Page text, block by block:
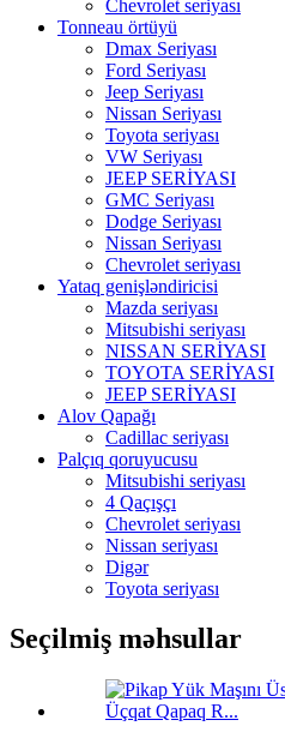
Chevrolet seriyası
Tonneau örtüyü
Dmax Seriyası
Ford Seriyası
Jeep Seriyası
Nissan Seriyası
Toyota seriyası
VW Seriyası
JEEP SERİYASI
GMC Seriyası
Dodge Seriyası
Nissan Seriyası
Chevrolet seriyası
Yataq genişləndiricisi
Mazda seriyası
Mitsubishi seriyası
NISSAN SERİYASI
TOYOTA SERİYASI
JEEP SERİYASI
Alov Qapağı
Cadillac seriyası
Palçıq qoruyucusu
Mitsubishi seriyası
4 Qaçışçı
Chevrolet seriyası
Nissan seriyası
Digər
Toyota seriyası
Seçilmiş məhsullar